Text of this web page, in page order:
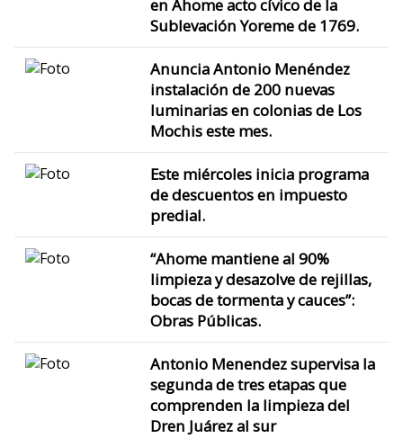
en Ahome acto cívico de la
Sublevación Yoreme de 1769.
Anuncia Antonio Menéndez
instalación de 200 nuevas
luminarias en colonias de Los
Mochis este mes.
Este miércoles inicia programa
de descuentos en impuesto
predial.
“Ahome mantiene al 90%
limpieza y desazolve de rejillas,
bocas de tormenta y cauces”:
Obras Públicas.
Antonio Menendez supervisa la
segunda de tres etapas que
comprenden la limpieza del
Dren Juárez al sur